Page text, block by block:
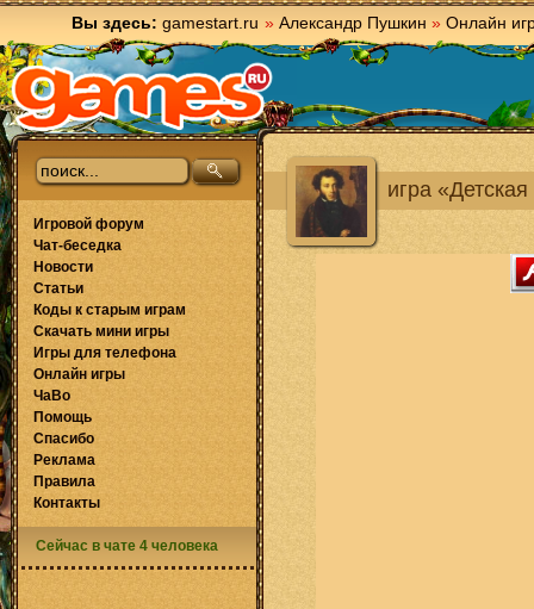
Вы здесь: gamestart.ru » Александр Пушкин » Онлайн
игра
Игровой форум
Чат-беседка
Новости
Статьи
Коды к старым играм
Скачать мини игры
Игры для телефона
Онлайн игры
ЧаВо
Помощь
Спасибо
Реклама
Правила
Контакты
Сейчас в чате 4 человека